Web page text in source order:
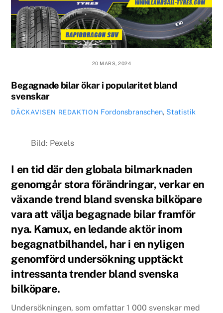
20 MARS, 2024
Begagnade bilar ökar i popularitet bland
svenskar
DÄCKAVISEN REDAKTION Fordonsbranschen, Statistik
Bild: Pexels
I en tid där den globala bilmarknaden
genomgår stora förändringar, verkar en
växande trend bland svenska bilköpare
vara att välja begagnade bilar framför
nya. Kamux, en ledande aktör inom
begagnatbilhandel, har i en nyligen
genomförd undersökning upptäckt
intressanta trender bland svenska
bilköpare.
Undersökningen, som omfattar 1 000 svenskar med